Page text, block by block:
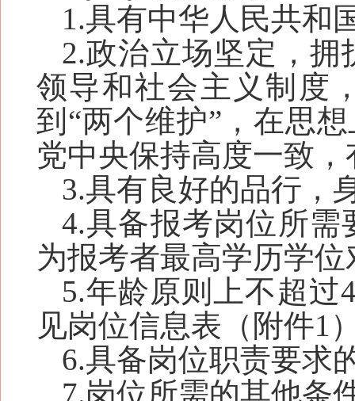
1.具有中华人民共和
2.政治立场坚定，
领导和社会主义制度
到“两个维护”，在思
党中央保持高度一致
3.具有良好的品行，
4.具备报考岗位所
为报考者最高学历学
5.年龄原则上不超过
见岗位信息表（附件1
6.具备岗位职责要求
7.岗位所需的其他条